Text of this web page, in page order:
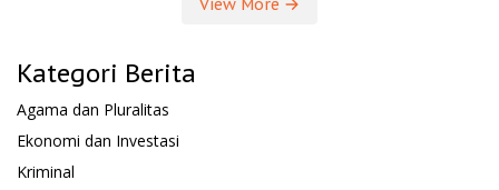
View More
Kategori Berita
Agama dan Pluralitas
Ekonomi dan Investasi
Kriminal